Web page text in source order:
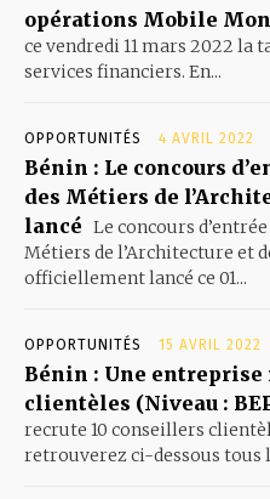
opérations Mobile
ce vendredi 11 mars 2022 la
services financiers. En...
OPPORTUNITÉS 4 AVRIL 2022
Bénin : Le concours
des Métiers de
lancé Le concours
Métiers de l’Architecture et
officiellement lancé ce 01...
OPPORTUNITÉS 15 AVRIL 2022
Bénin : Une entreprise
clientèles (Niveau :
recrute 10 conseillers
retrouverez ci-dessous tous